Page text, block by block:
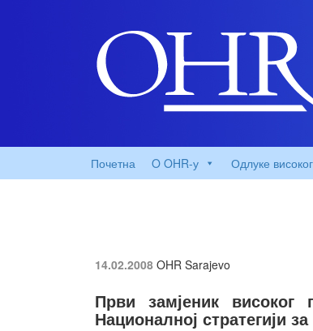
Почетна O OHR-у Одлуке
14.02.2008 OHR Sarajevo
Први замјеник високог
Националној стратегији